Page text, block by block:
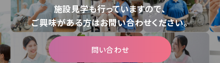
施設⾒学も⾏っていますので、
ご興味がある⽅はお問い合わせください。
問い合わせ